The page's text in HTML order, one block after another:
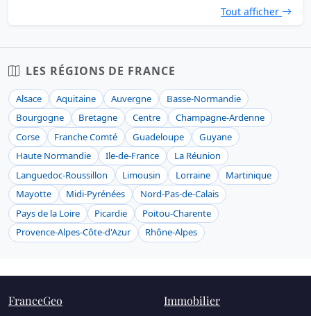
Tout afficher
LES RÉGIONS DE FRANCE
Alsace Aquitaine Auvergne
Basse-Normandie
Bourgogne
Bretagne Centre
Champagne-Ardenne
Corse
Franche Comté Guadeloupe
Guyane
Haute Normandie
Ile-de-France
La Réunion
Languedoc-Roussillon
Limousin Lorraine
Martinique
Mayotte
Midi-Pyrénées
Nord-Pas-de-Calais
Pays de la Loire
Picardie
Poitou-Charente
Provence-Alpes-Côte-d'Azur
Rhône-Alpes
FranceGeo Immobilier